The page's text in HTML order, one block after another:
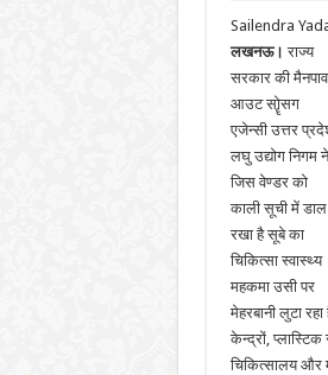
Sailendra
लखनऊ। राज्य
सरकार की
आउट सोॄसग
एजेन्सी उत्तर
लघु उद्योग निगम ने
जिस वेण्डर को
काली सूची में डाल
रखा है सूबे का
चिकित्सा स्वास्थ्य
महकमा उसी पर
मेहरबानी लुटा
केन्द्रों, प्लास्टिक
चिकित्सालय और